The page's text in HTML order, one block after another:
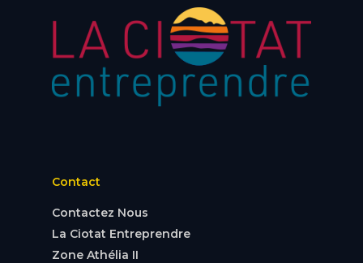
Contact
Contactez Nous
La Ciotat Entreprendre
Zone Athélia II